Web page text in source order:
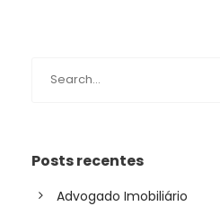
Posts recentes
Advogado Imobiliário